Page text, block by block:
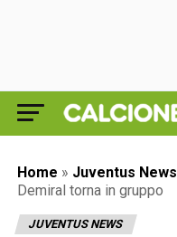
Home » Juventus News
Demiral torna in gruppo
JUVENTUS NEWS